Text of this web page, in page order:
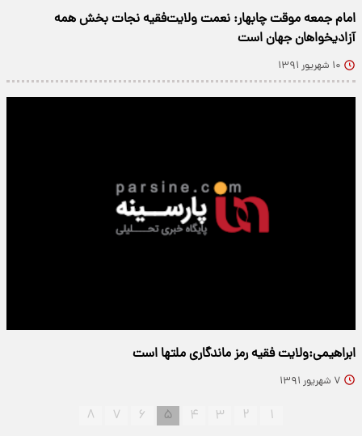
امام جمعه موقت چابهار: نعمت ولایت‌فقیه نجات بخش همه
آزادیخواهان جهان است
۱۰ شهریور ۱۳۹۱
ابراهیمی:ولایت فقیه رمز ماندگاری ملتها است
۷ شهریور ۱۳۹۱
۱ ۲ ۳ ۴ ۵ ۶ ۷ ۸